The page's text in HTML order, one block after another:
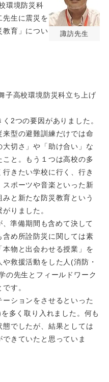
諏訪先生
環境防災科
先生に震災を
教育」につい
高校環境防災科立ち上げ
2つの要因がありました。
来型の避難訓練だけでは命
切さ」や「助け合い」な
と。もう１つは高校の多
きたい学校に行く、行き
ポーツや音楽といった新
と新たな防災教育という
りました。
準備期間も含めて決して
め所詮防災に関しては素
物と出会わせる授業」を
救援活動をした人(消防・
の先生とフィールドワーク
す。
ションをさせるといった
多く取り入れました。何も
でしたが、結果としては
できていたと思っていま